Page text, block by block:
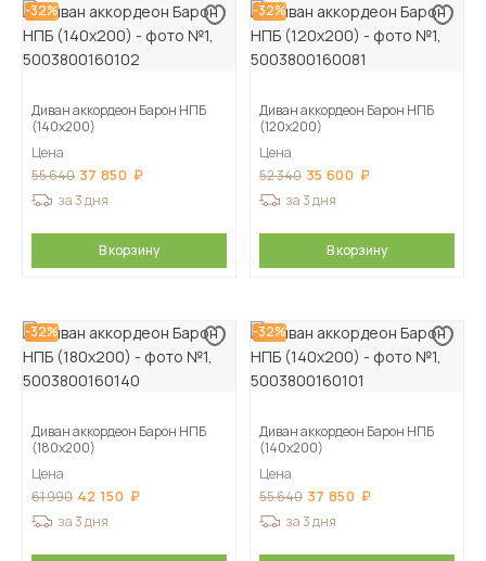
-32%
Диван аккордеон Барон НПБ
(140х200)
Цена
55 640 37 850
за 3 дня
В корзину
-32%
Диван аккордеон Барон НПБ
(120х200)
Цена
52 340 35 600
за 3 дня
В корзину
-32%
Диван аккордеон Барон НПБ
(180х200)
Цена
61 990 42 150
за 3 дня
-32%
Диван аккордеон Барон НПБ
(140х200)
Цена
55 640 37 850
за 3 дня